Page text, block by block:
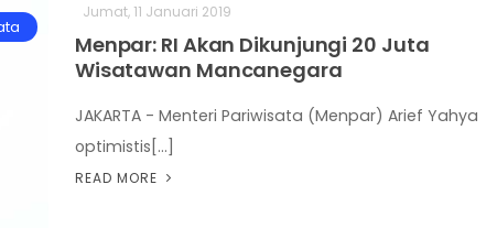
Jumat, 11 Januari 2019
Menpar: RI Akan Dikunjungi 20 Juta
Wisatawan Mancanegara
JAKARTA - Menteri Pariwisata (Menpar) Arief Yahya
optimistis[...]
READ MORE